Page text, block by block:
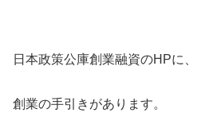
日本政策公庫創業融資のHPに、
創業の手引きがあります。